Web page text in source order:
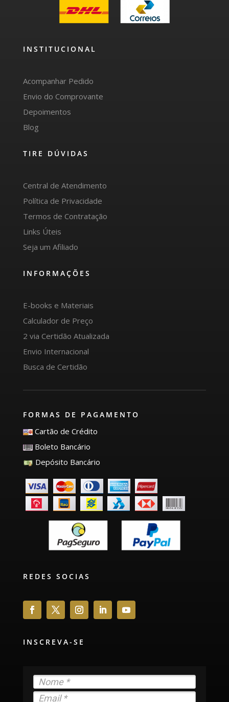
INSTITUCIONAL
Acompanhar Pedido
Envio do Comprovante
Depoimentos
Blog
TIRE DÚVIDAS
Central de Atendimento
Política de Privacidade
Termos de Contratação
Links Úteis
Seja um Afiliado
INFORMAÇÕES
E-books e Materiais
Calculador de Preço
2 via Certidão Atualizada
Envio Internacional
Busca de Certidão
FORMAS DE PAGAMENTO
Cartão de Crédito
Boleto Bancário
Depósito Bancário
REDES SOCIAS
INSCREVA-SE